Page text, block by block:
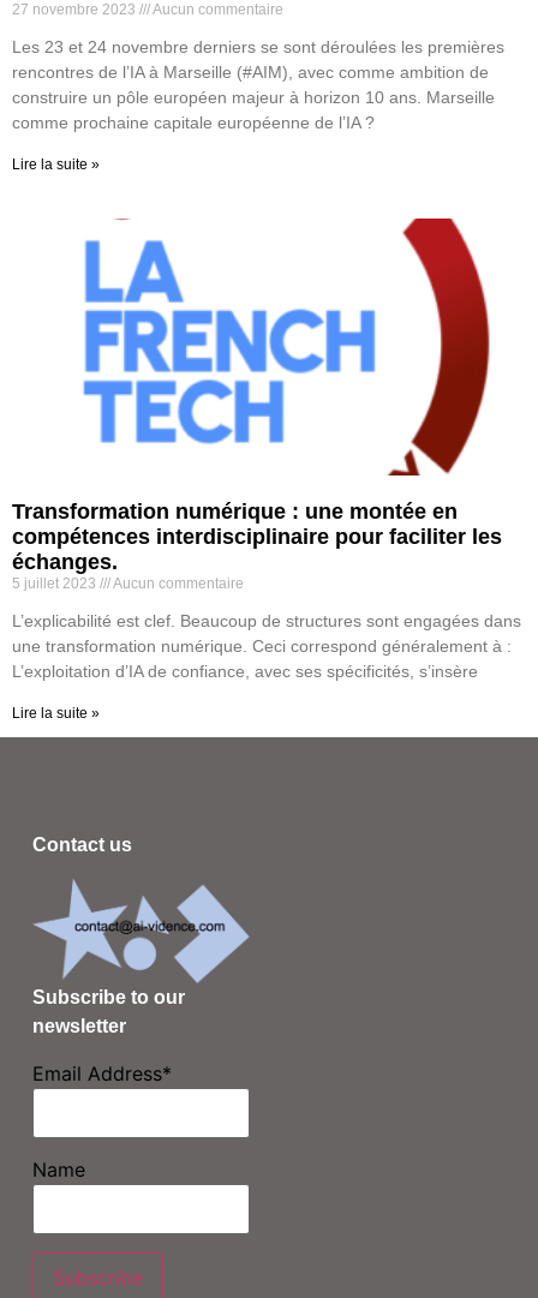
27 novembre 2023 Aucun commentaire
Les 23 et 24 novembre derniers se sont déroulées les premières
rencontres de l’IA à Marseille (#AIM), avec comme ambition de
construire un pôle européen majeur à horizon 10 ans. Marseille
comme prochaine capitale européenne de l’IA ?
Lire la suite »
Transformation numérique : une montée en
compétences interdisciplinaire pour faciliter les
échanges.
5 juillet 2023 Aucun commentaire
L’explicabilité est clef. Beaucoup de structures sont engagées dans
une transformation numérique. Ceci correspond généralement à :
L’exploitation d’IA de confiance, avec ses spécificités, s’insère
Lire la suite »
Contact us
Subscribe to our
newsletter
Email Address*
Name